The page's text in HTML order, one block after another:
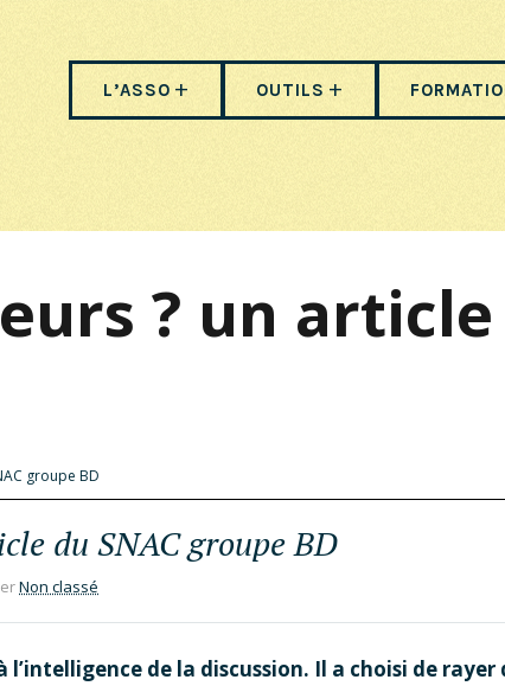
L’ASSO OUTILS
? un article
groupe BD
du SNAC groupe BD
Non classé
de la discussion. Il a choisi de